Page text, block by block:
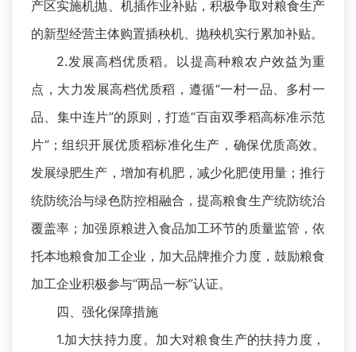
产区实施机抛、机插作业补贴，积极争取对粮食生产
的新型经营主体购置插秧机、抛秧机实行累加补贴。
2.发展高档优质稻。以提高种粮农户效益为重
点，大力发展高档优质稻，遵循“一村一品、多村一
品、集中连片”的原则，打造“百亩双季稻高标准示范
片”；组织开展优质稻标准化生产，确保优质高效。
发展绿肥生产，增加有机肥，减少化肥使用量；推行
统防统治与绿色防控相融合，提高粮食生产统防统治
覆盖率；加强原粮进入食品加工环节的质量监管，依
托本地粮食加工企业，加大品牌推介力度，鼓励粮食
加工企业积极参与“两品一标”认证。
四、强化保障措施
1.加大扶持力度。加大对粮食生产的扶持力度，